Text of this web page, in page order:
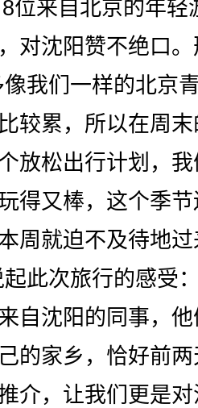
来自北京的年轻
对沈阳赞不绝口
像我们一样的北京
较累，所以在周
放松出行计划，
得又棒，这个季
周就迫不及待地过
此次旅行的感受
自沈阳的同事，
的家乡，恰好前
介，让我们更是